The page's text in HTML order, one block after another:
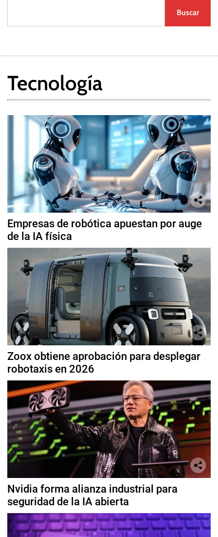
Buscar
Tecnología
Empresas de robótica apuestan por auge
de la IA física
Zoox obtiene aprobación para desplegar
robotaxis en 2026
Nvidia forma alianza industrial para
seguridad de la IA abierta